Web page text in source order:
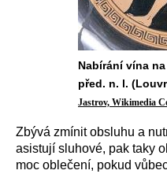
Nabírání vína
před. n. l.
Jastrov, Wikimedia
Zbývá zmínit obsluhu a
asistují sluhové, pak taky
moc oblečení, pokud